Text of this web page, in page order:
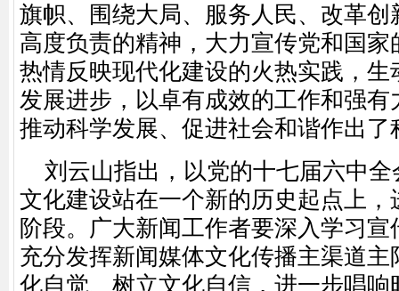
旗帜、围绕大局、服务人民、改革创
高度负责的精神，大力宣传党和国
热情反映现代化建设的火热实践，生
发展进步，以卓有成效的工作和强有
推动科学发展、促进社会和谐作出了
刘云山指出，以党的十七届六中全
文化建设站在一个新的历史起点上，
阶段。广大新闻工作者要深入学习
充分发挥新闻媒体文化传播主渠道
化自觉、树立文化自信，进一步唱响